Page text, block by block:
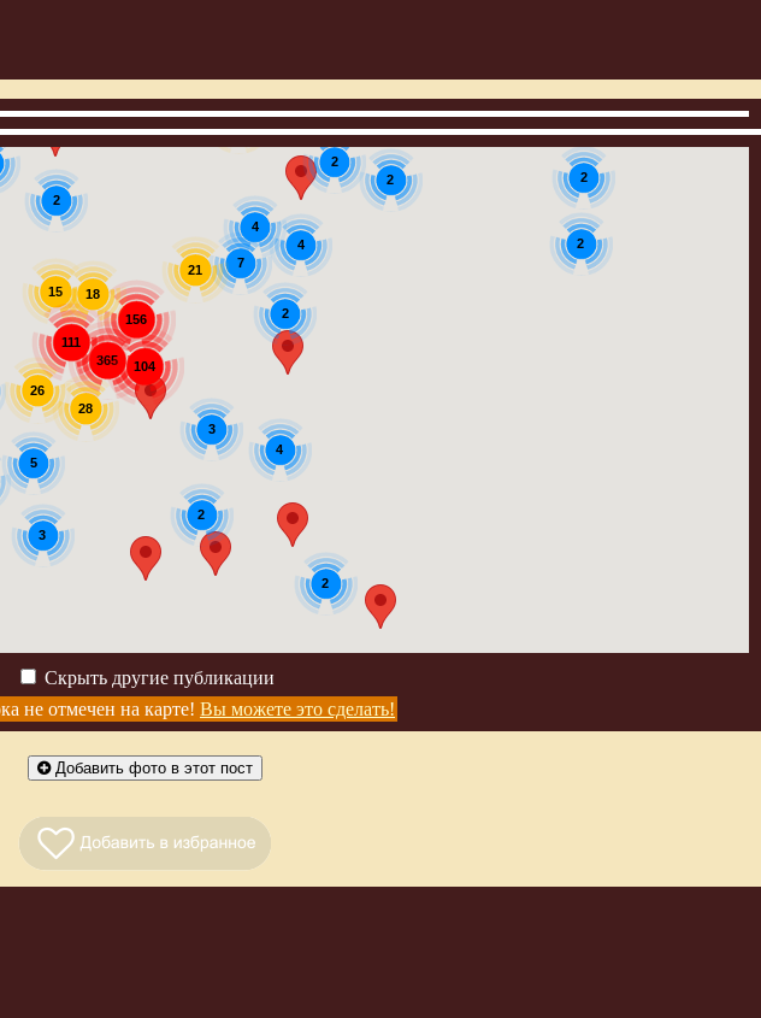
365
15
156
28
16
104
26
7
21
2
111
2
2
4
4
3
4
5
18
2
2
2
2
3
2
Скрыть другие публикации
не отмечен на карте! Вы можете это сделать!
Добавить фото в этот пост